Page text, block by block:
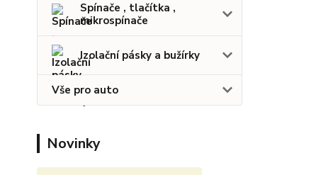
Spínače , tlačítka ,
mikrospínače
Izolační pásky a bužírky
Vše pro auto
Novinky